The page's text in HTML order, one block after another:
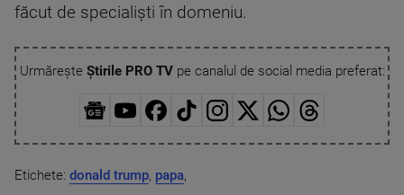
făcut de specialiști în domeniu.
Urmărește Știrile PRO TVpe canalul de social media preferat:
Etichete: donald trump, papa,